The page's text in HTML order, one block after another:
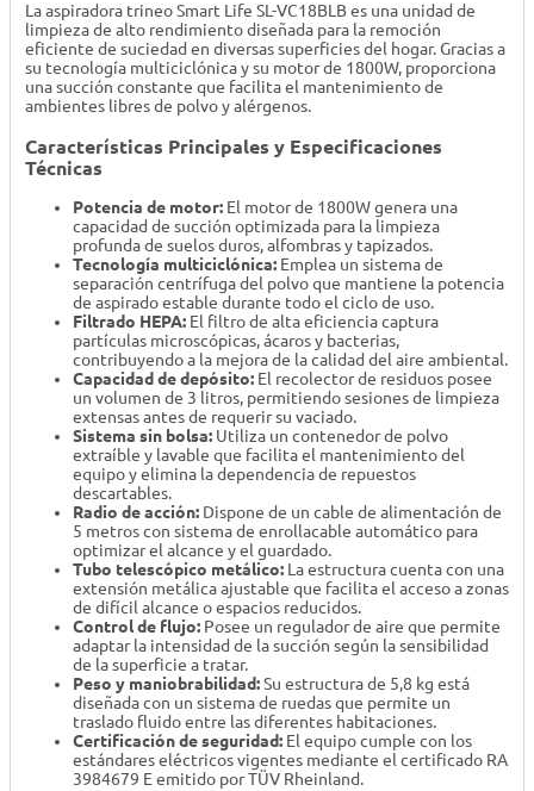
La aspiradora trineo Smart Life SL-VC18BLB es una unidad de
limpieza de alto rendimiento diseñada para la remoción
eficiente de suciedad en diversas superficies del hogar. Gracias a
su tecnología multiciclónica y su motor de 1800W, proporciona
una succión constante que facilita el mantenimiento de
ambientes libres de polvo y alérgenos.
Características Principales y Especificaciones
Técnicas
Potencia de motor: El motor de 1800W genera una
capacidad de succión optimizada para la limpieza
profunda de suelos duros, alfombras y tapizados.
Tecnología multiciclónica: Emplea un sistema de
separación centrífuga del polvo que mantiene la potencia
de aspirado estable durante todo el ciclo de uso.
Filtrado HEPA: El filtro de alta eficiencia captura
partículas microscópicas, ácaros y bacterias,
contribuyendo a la mejora de la calidad del aire ambiental.
Capacidad de depósito: El recolector de residuos posee
un volumen de 3 litros, permitiendo sesiones de limpieza
extensas antes de requerir su vaciado.
Sistema sin bolsa: Utiliza un contenedor de polvo
extraíble y lavable que facilita el mantenimiento del
equipo y elimina la dependencia de repuestos
descartables.
Radio de acción: Dispone de un cable de alimentación de
5 metros con sistema de enrollacable automático para
optimizar el alcance y el guardado.
Tubo telescópico metálico: La estructura cuenta con una
extensión metálica ajustable que facilita el acceso a zonas
de difícil alcance o espacios reducidos.
Control de flujo: Posee un regulador de aire que permite
adaptar la intensidad de la succión según la sensibilidad
de la superficie a tratar.
Peso y maniobrabilidad:Su estructura de 5,8 kg está
diseñada con un sistema de ruedas que permite un
traslado fluido entre las diferentes habitaciones.
Certificación de seguridad: El equipo cumple con los
estándares eléctricos vigentes mediante el certificado RA
3984679 E emitido por TÜV Rheinland.